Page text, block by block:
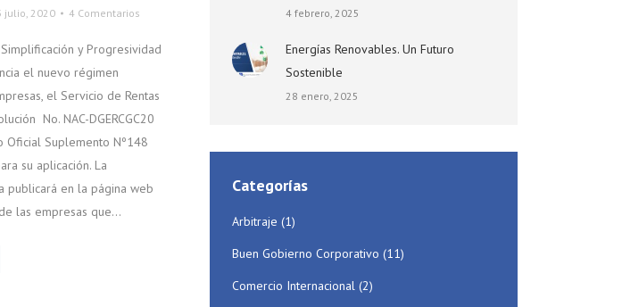
julio, 2020 4 Comentarios
y Progresividad
el nuevo régimen
el Servicio de Rentas
No. NAC-DGERCGC20
Oficial Suplemento Nº148
su aplicación. La
publicará en la página web
las empresas que…
4 febrero, 2025
Energías Renovables. Un Futuro
Sostenible
28 enero, 2025
Categorías
Arbitraje (1)
Buen Gobierno Corporativo (11)
Comercio Internacional (2)